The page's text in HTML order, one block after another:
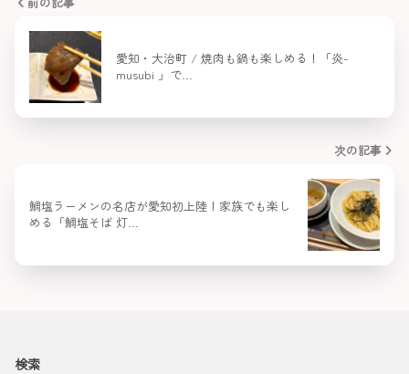
愛知・大治町 / 焼肉も鍋も楽しめる！「炎-
musubi 」で…
次の記事
鯛塩ラーメンの名店が愛知初上陸！家族でも楽し
める「鯛塩そば 灯…
検索